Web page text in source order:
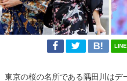
LINE
東京の桜の名所である隅田川はデ